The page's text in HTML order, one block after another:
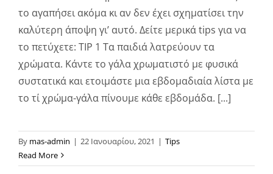
το αγαπήσει ακόμα κι αν δεν έχει σχηματίσει την
καλύτερη άποψη γι’ αυτό. Δείτε μερικά tips για να
το πετύχετε: ΤΙP 1 Τα παιδιά λατρεύουν τα
χρώματα. Κάντε το γάλα χρωματιστό με φυσικά
συστατικά και ετοιμάστε μια εβδομαδιαία λίστα με
το τί χρώμα-γάλα πίνουμε κάθε εβδομάδα. [...]
By mas-admin | 22 Ιανουαρίου, 2021 | Tips
Read More